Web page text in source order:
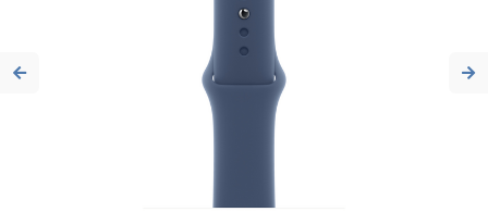
Previous